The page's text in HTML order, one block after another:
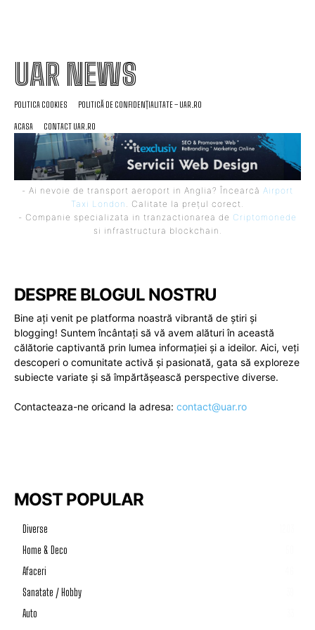
UAR NEWS
POLITICA COOKIES POLITICĂ DE CONFIDENȚIALITATE – UAR.RO
ACASA CONTACT UAR.RO
- Ai nevoie de transport aeroport in Anglia? Încearcă Airport
Taxi London . Calitate la prețul corect.
- Companie specializata in tranzactionarea de Criptomonede
si infrastructura blockchain.
DESPRE BLOGUL NOSTRU
Bine ați venit pe platforma noastră vibrantă de știri și
blogging! Suntem încântați să vă avem alături în această
călătorie captivantă prin lumea informației și a ideilor. Aici, veți
descoperi o comunitate activă și pasionată, gata să exploreze
subiecte variate și să împărtășească perspective diverse.
Contacteaza-ne oricand la adresa: contact@uar.ro
MOST POPULAR
Diverse
Home & Deco
Afaceri
Sanatate / Hobby
Auto